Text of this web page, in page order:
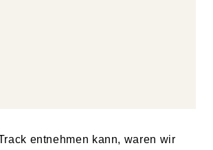
entnehmen kann, waren wir